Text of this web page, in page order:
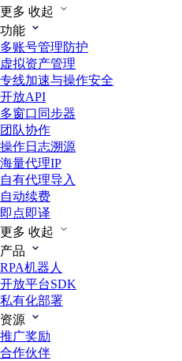
更多 收起
功能
多账号管理防护
虚拟资产管理
专线加速与操作安全
开放API
多窗口同步器
团队协作
操作日志溯源
海量代理IP
自有代理导入
自动续费
即点即译
更多 收起
产品
RPA机器人
开放平台SDK
私有化部署
资源
推广奖励
合作伙伴